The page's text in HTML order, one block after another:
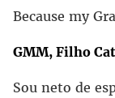
Because my
GMM, Filho
Sou neto de